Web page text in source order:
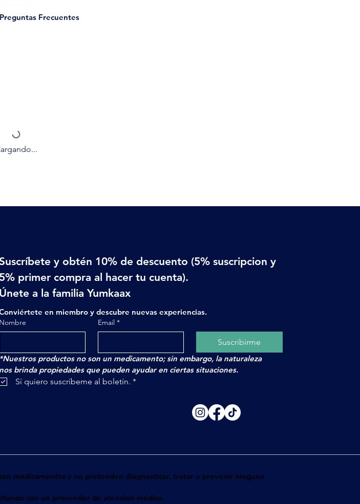
Preguntas Frecuentes
Suscríbete y obtén 10% de descuento (5% suscripcion y
5% primer compra al hacer tu cuenta).
Únete a la familia Yumkaax
en miembro y descubre nuevas experiencias.
Nombre Email *
Suscribirme
*Nuestros productos no son un medicamento; sin embargo, la naturaleza
nos brinda propiedades que pueden ayudar en ciertas situaciones.
Sí quiero suscríbeme al boletín. *
medicamentosy no pretenden diagnosticar, tratar o prevenir ninguna
con un proveedor de atención médica.